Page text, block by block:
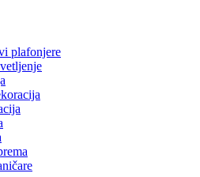
plafonjere